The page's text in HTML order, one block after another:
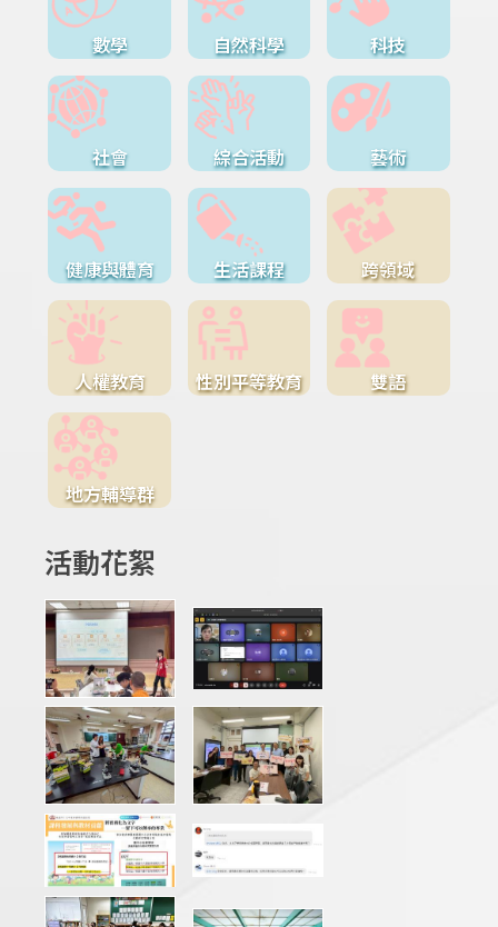
數學 自然科學 科技
社會 綜合活動 藝術
健康與體育 生活課程 跨領域
人權教育 性別平等教育 雙語
地方輔導群
活動花絮